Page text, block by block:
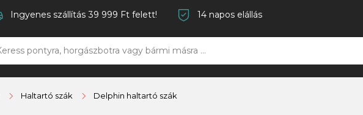
Ingyenes szállítás 39 999 Ft felett! 14 napos elállás
Haltartó szák Delphin haltartó szák